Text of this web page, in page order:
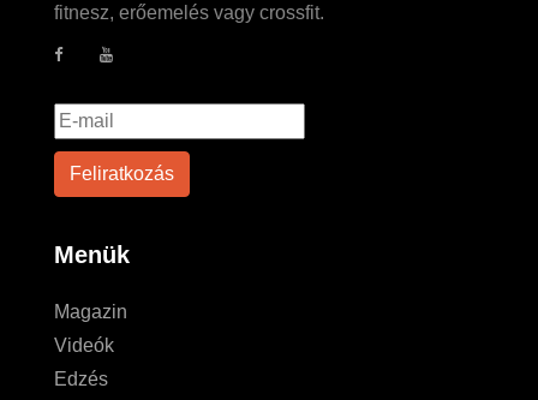
fitnesz, erőemelés vagy crossfit.
Menük
Magazin
Videók
Edzés